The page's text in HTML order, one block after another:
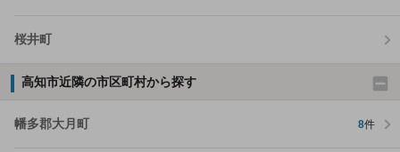
桜井町
高知市近隣の市区町村から探す
幡多郡大月町 8件